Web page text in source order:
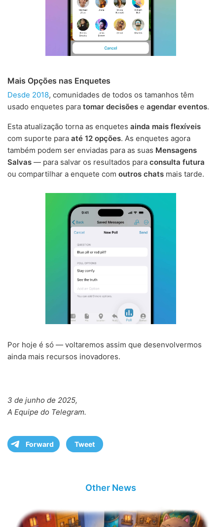
Mais Opções nas Enquetes
Desde 2018, comunidades de todos os tamanhos têm
usado enquetes para tomar decisões e agendar eventos.
Esta atualização torna as enquetes ainda mais flexíveis
com suporte para até 12 opções. As enquetes agora
também podem ser enviadas para as suas Mensagens
Salvas — para salvar os resultados para consulta futura
ou compartilhar a enquete com outros chats mais tarde.
Por hoje é só — voltaremos assim que desenvolvermos
ainda mais recursos inovadores.
3 de junho de 2025,
A Equipe do Telegram.
Forward Tweet
Other News